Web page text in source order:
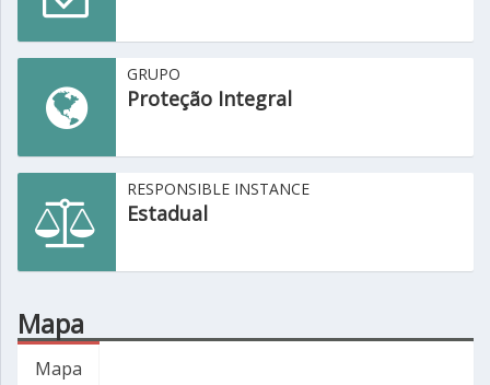
GRUPO
Proteção Integral
RESPONSIBLE INSTANCE
Estadual
Mapa
Mapa